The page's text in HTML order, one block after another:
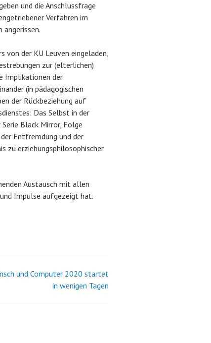
und die Anschlussfrage
Verfahren im
von der KU Leuven eingeladen,
zur (elterlichen)
Implikationen der
(in pädagogischen
der Rückbeziehung auf
Das Selbst in der
Black Mirror, Folge
Entfremdung und der
zu erziehungsphilosophischer
Austausch mit allen
Impulse aufgezeigt hat.
und Computer 2020 startet
in wenigen Tagen